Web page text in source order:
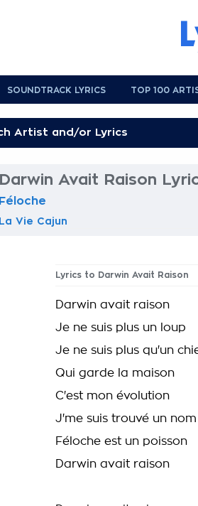
SOUNDTRACK LYRICS TOP 100
Darwin Avait Raison
Féloche
La Vie Cajun
Lyrics to Darwin Avait Raison
Darwin avait raison
Je ne suis plus un loup
Je ne suis plus qu'un
Qui garde la maison
C'est mon évolution
J'me suis trouvé un nom
Féloche est un poisson
Darwin avait raison